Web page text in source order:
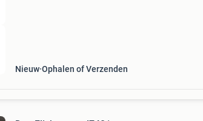
Nieuw Ophalen of Verzenden